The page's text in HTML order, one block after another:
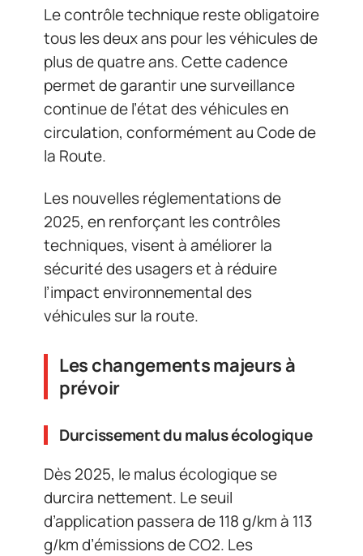
Le contrôle technique reste obligatoire
tous les deux ans pour les véhicules de
plus de quatre ans. Cette cadence
permet de garantir une surveillance
continue de l’état des véhicules en
circulation, conformément au Code de
la Route.
Les nouvelles réglementations de
2025, en renforçant les contrôles
techniques, visent à améliorer la
sécurité des usagers et à réduire
l’impact environnemental des
véhicules sur la route.
Les changements majeurs à
prévoir
Durcissement du malus écologique
Dès 2025, le malus écologique se
durcira nettement. Le seuil
d’application passera de 118 g/km à 113
g/km d’émissions de CO2. Les